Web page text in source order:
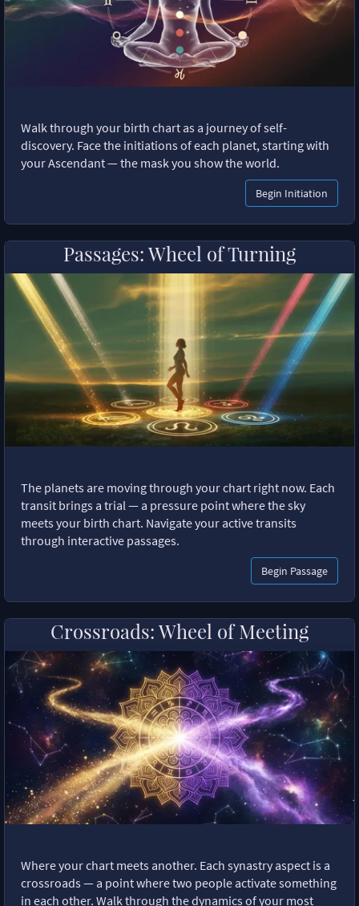
Walk through your birth chart as a journey of self-
discovery. Face the initiations of each planet, starting with
your Ascendant — the mask you show the world.
Begin Initiation
Passages: Wheel of Turning
The planets are moving through your chart right now. Each
transit brings a trial — a pressure point where the sky
meets your birth chart. Navigate your active transits
through interactive passages.
Begin Passage
Crossroads: Wheel of Meeting
Where your chart meets another. Each synastry aspect is a
crossroads — a point where two people activate something
in each other. Walk through the dynamics of your most